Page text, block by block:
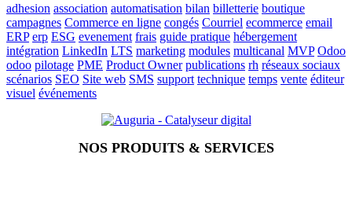
adhesion association automatisation bilan billetterie boutique
campagnes Commerce en ligne congés Courriel ecommerce email
ERP erp ESG evenement frais guide pratique hébergement
intégration LinkedIn LTS marketing modules multicanal MVP Odoo
odoo pilotage PME Product Owner publications rh réseaux sociaux
scénarios SEO Site web SMS support technique temps vente éditeur
visuel événements
NOS PRODUITS & SERVICES